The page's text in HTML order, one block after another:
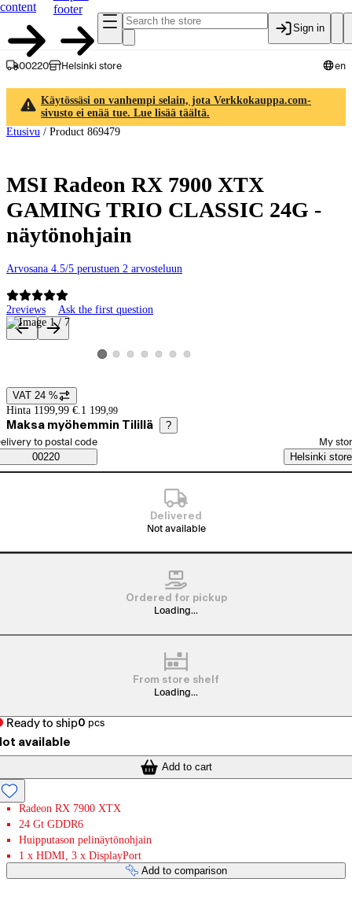
content
footer
Sign in
00220 Helsinki store en
Käytössäsi on vanhempi selain, jota Verkkokauppa.com-
sivusto ei enää tue. Lue lisää täältä.
Etusivu / Product 869479
MSI Radeon RX 7900 XTX
GAMING TRIO CLASSIC 24G -
näytönohjain
Arvosana 4.5/5 perustuen 2 arvosteluun
2reviews Ask the first question
Product images and videos
View product image 1
View product image 2
View product image 3
View product image 4
View product image 5
View product image 6
View product image 7
Price details
VAT 24 %
Hinta 1199,99 €. 1 199,99
Maksa myöhemmin Tilillä ?
Saatavuustiedot
order method
to postal code
00220
My
Helsinki store
Delivered
Not available
Ordered for pickup
Loading...
From store shelf
Loading...
Ready to ship0 pcs
available
Add to cart
Radeon RX 7900 XTX
24 Gt GDDR6
Huipputason pelinäytönohjain
1 x HDMI, 3 x DisplayPort
Add to comparison